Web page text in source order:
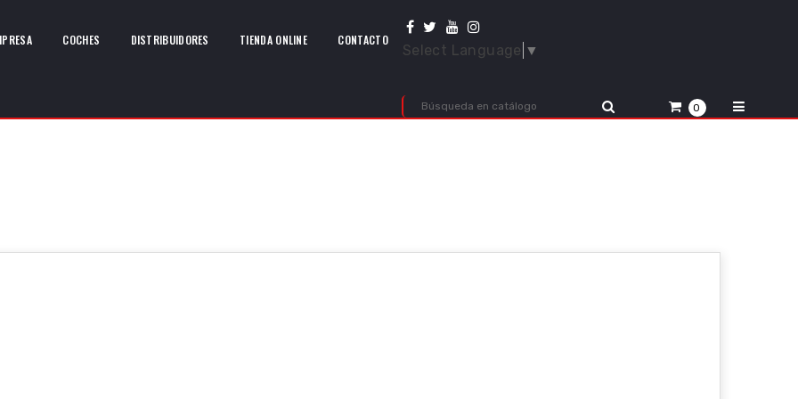
Select Language ▼
0
COCHES DISTRIBUIDORES TIENDA ONLINE CONTACTO